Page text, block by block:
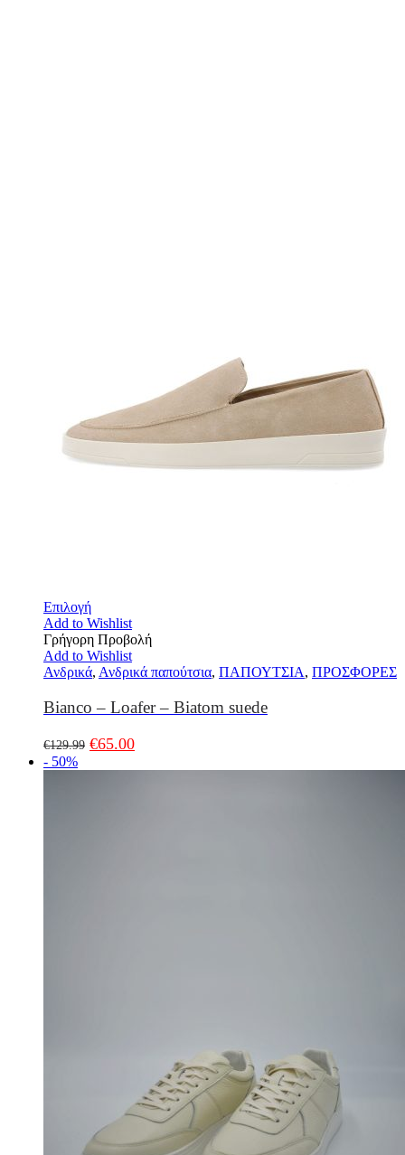
Επιλογή
Add to Wishlist
Γρήγορη Προβολή
Add to Wishlist
Ανδρικά, Ανδρικά παπούτσια, ΠΑΠΟΥΤΣΙΑ, ΠΡΟΣΦΟΡΕΣ
Bianco – Loafer – Biatom suede
€129.99 €65.00
- 50%